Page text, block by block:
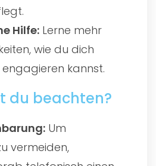
Hilfe: Lerne mehr
wie du dich
kannst.
du beachten?
Um
vermeiden,